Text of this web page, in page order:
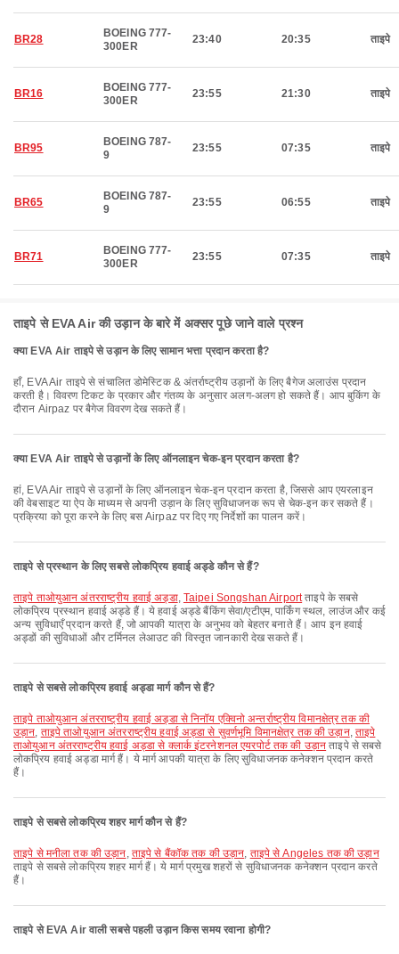
BR28
BOEING 777-
300ER
23:40 20:35 ताइपे
BR16
BOEING 777-
300ER
23:55 21:30 ताइपे
BR95
BOEING 787-
9
23:55 07:35 ताइपे
BR65
BOEING 787-
9
23:55 06:55 ताइपे
BR71
BOEING 777-
300ER
23:55 07:35 ताइपे
ताइपे से EVA Air की उड़ान के बारे में अक्सर पूछे जाने वाले प्रश्न
क्या EVA Air ताइपे से उड़ान के लिए सामान भत्ता प्रदान करता है?
हाँ, EVA Air ताइपे से संचालित डोमेस्टिक & अंतर्राष्ट्रीय उड़ानों के लिए बैगेज अलाउंस प्रदान
करती है। विवरण टिकट के प्रकार और गंतव्य के अनुसार अलग-अलग हो सकते हैं। आप बुकिंग के
दौरान Airpaz पर बैगेज विवरण देख सकते हैं।
क्या EVA Air ताइपे से उड़ानों के लिए ऑनलाइन चेक-इन प्रदान करता है?
हां, EVA Air ताइपे से उड़ानों के लिए ऑनलाइन चेक-इन प्रदान करता है, जिससे आप एयरलाइन
की वेबसाइट या ऐप के माध्यम से अपनी उड़ान के लिए सुविधाजनक रूप से चेक-इन कर सकते हैं।
प्रक्रिया को पूरा करने के लिए बस Airpaz पर दिए गए निर्देशों का पालन करें।
ताइपे से प्रस्थान के लिए सबसे लोकप्रिय हवाई अड्डे कौन से हैं?
ताइपे ताओयुआन अंतरराष्ट्रीय हवाई अड्डा, Taipei Songshan Airportताइपे के सबसे
लोकप्रिय प्रस्थान हवाई अड्डे हैं। ये हवाई अड्डे बैंकिंग सेवा/एटीएम, पार्किंग स्थल, लाउंज और कई
अन्य सुविधाएँ प्रदान करते हैं, जो आपकी यात्रा के अनुभव को बेहतर बनाते हैं। आप इन हवाई
अड्डों की सुविधाओं और टर्मिनल लेआउट की विस्तृत जानकारी देख सकते हैं।
ताइपे से सबसे लोकप्रिय हवाई अड्डा मार्ग कौन से हैं?
ताइपे ताओयुआन अंतरराष्ट्रीय हवाई अड्डा से निनॉय एक्विनो अन्तर्राष्ट्रीय विमानक्षेत्र तक की
उड़ान, ताइपे ताओयुआन अंतरराष्ट्रीय हवाई अड्डा से सुवर्णभूमि विमानक्षेत्र तक की उड़ान, ताइपे
ताओयुआन अंतरराष्ट्रीय हवाई अड्डा से क्लार्क इंटरनेशनल एयरपोर्ट तक की उड़ान ताइपे से सबसे
लोकप्रिय हवाई अड्डा मार्ग हैं। ये मार्ग आपकी यात्रा के लिए सुविधाजनक कनेक्शन प्रदान करते
हैं।
ताइपे से सबसे लोकप्रिय शहर मार्ग कौन से हैं?
ताइपे से मनीला तक की उड़ान, ताइपे से बैंकॉक तक की उड़ान, ताइपे से Angeles तक की उड़ान
ताइपे से सबसे लोकप्रिय शहर मार्ग हैं। ये मार्ग प्रमुख शहरों से सुविधाजनक कनेक्शन प्रदान करते
हैं।
ताइपे से EVA Air वाली सबसे पहली उड़ान किस समय रवाना होगी?